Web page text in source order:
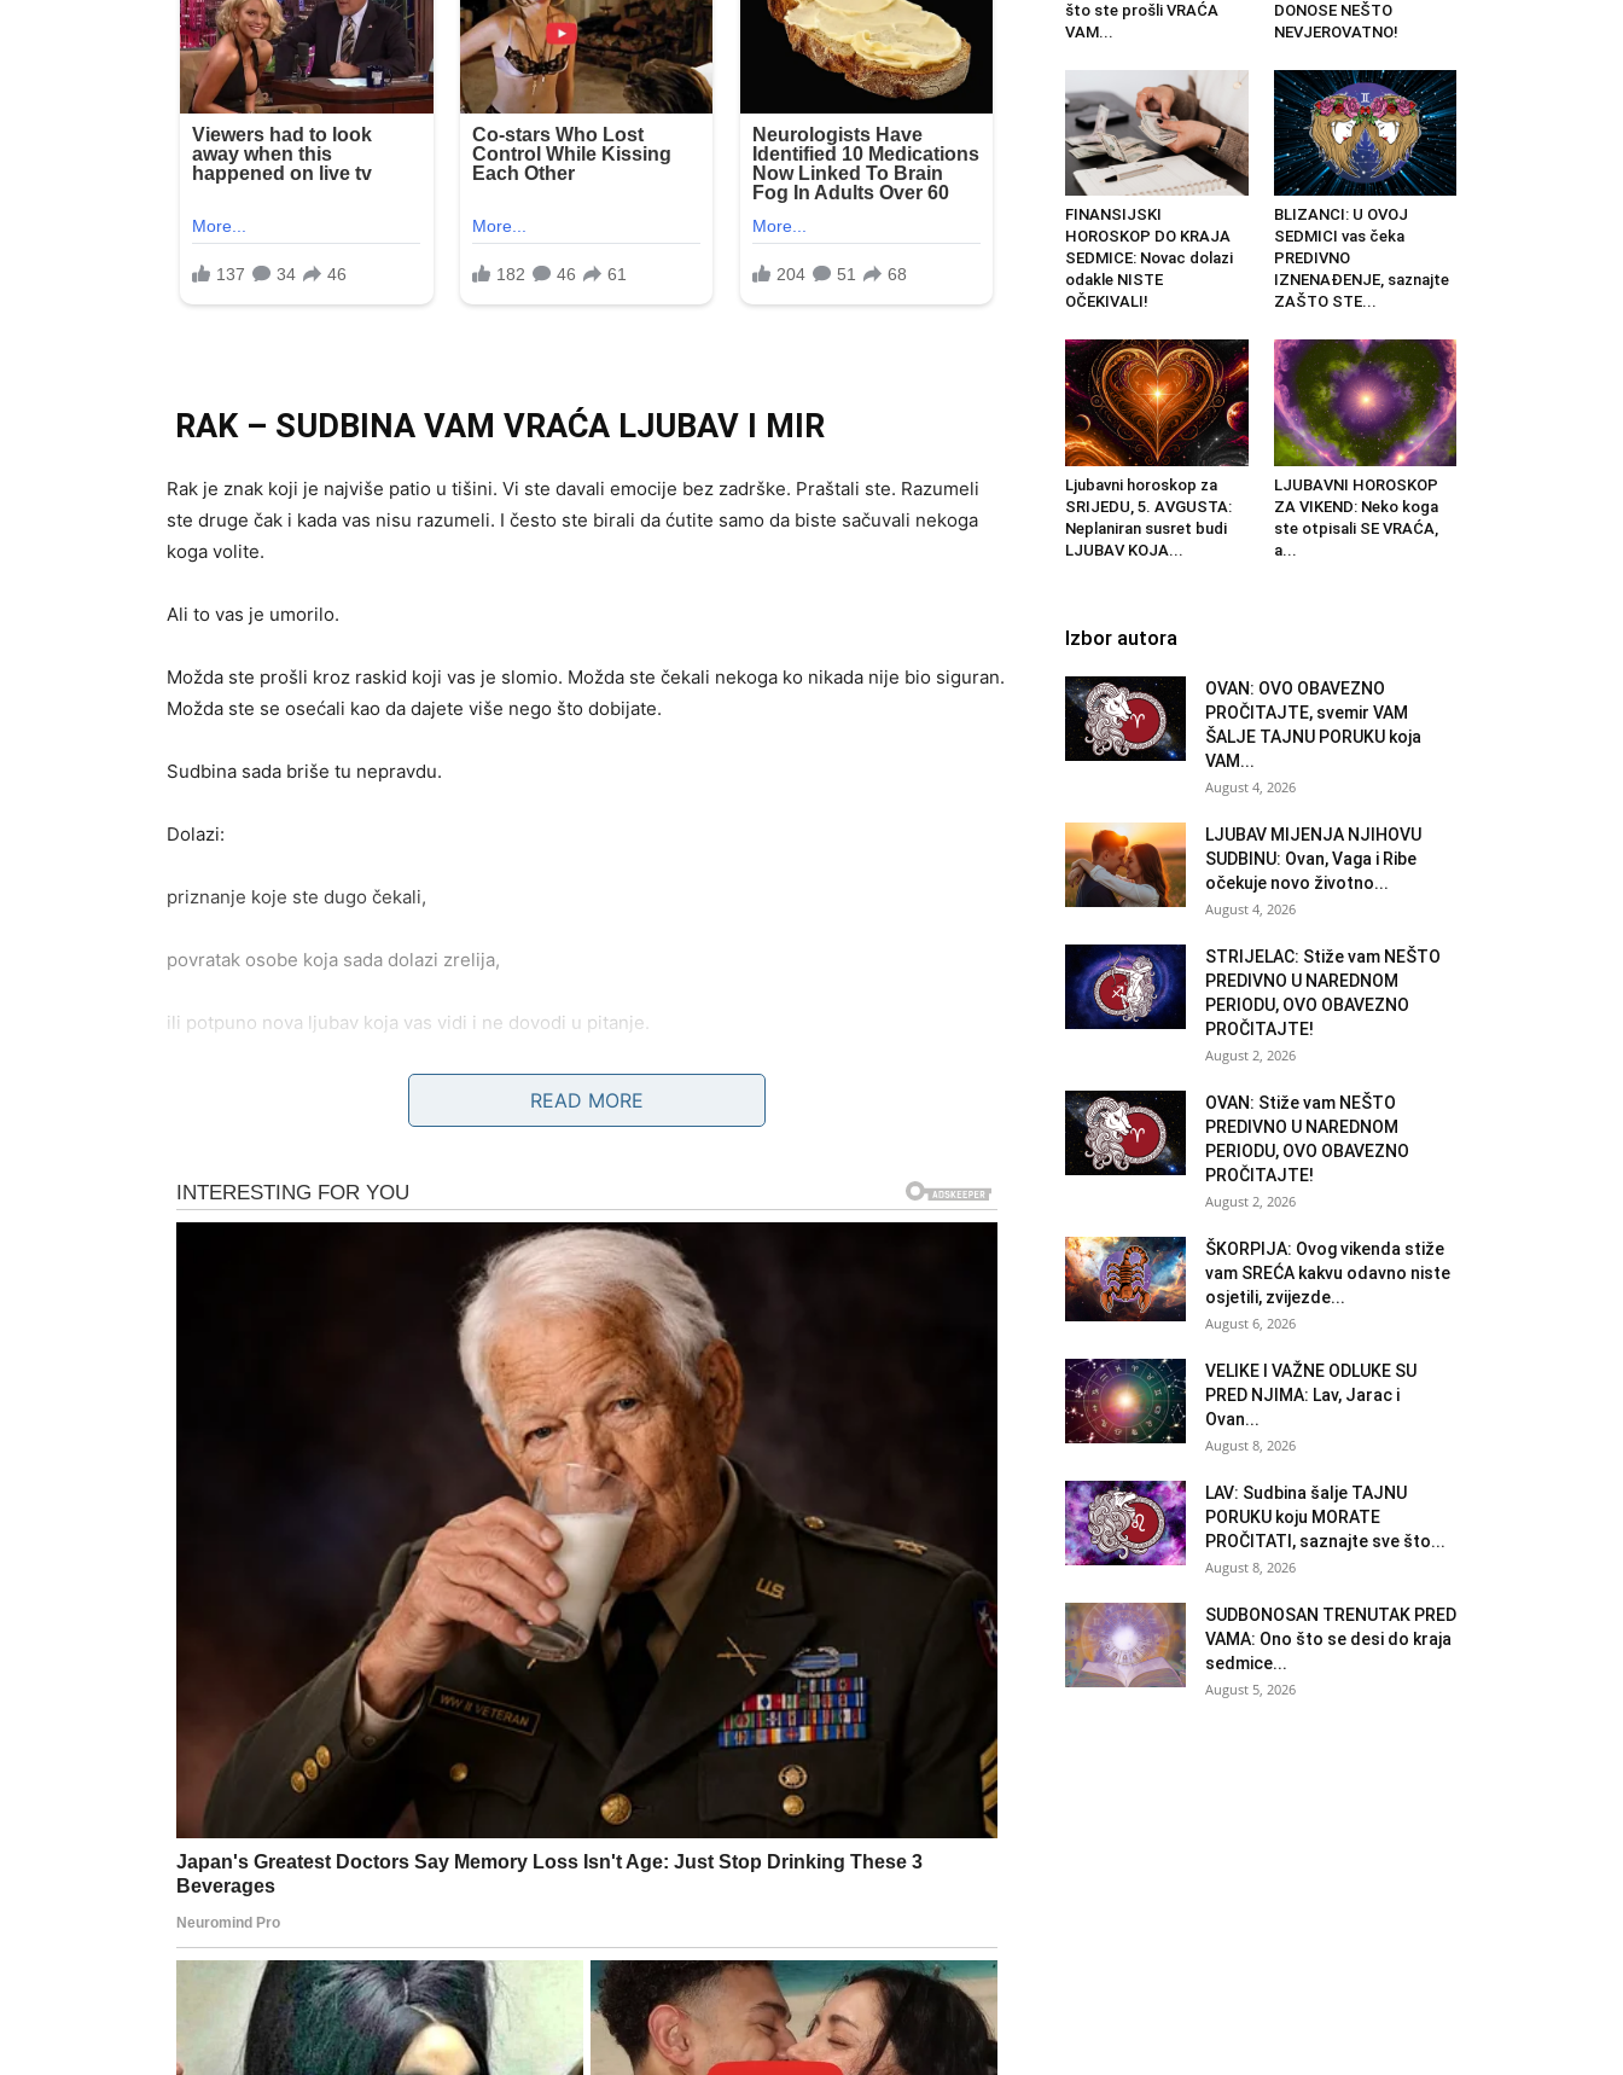
RAK – SUDBINA VAM VRAĆA LJUBAV I MIR
Rak je znak koji je najviše patio u tišini. Vi ste davali emocije bez zadrške. Praštali ste. Razumeli
ste druge čak i kada vas nisu razumeli. I često ste birali da ćutite samo da biste sačuvali nekoga
koga volite.
Ali to vas je umorilo.
Možda ste prošli kroz raskid koji vas je slomio. Možda ste čekali nekoga ko nikada nije bio siguran.
Možda ste se osećali kao da dajete više nego što dobijate.
Sudbina sada briše tu nepravdu.
Dolazi:
priznanje koje ste dugo čekali,
povratak osobe koja sada dolazi zrelija,
ili potpuno nova ljubav koja vas vidi i ne dovodi u pitanje.
I ne samo u ljubavi – dolazi i finansijsko olakšanje. Rešenje problema koji vas je opterećivao.
Stabilnost koja vam vraća sigurnost.
Rak sada dobija ono što je najviše želeo: emotivni mir i osećaj da je konačno voljen bez borbe.
JARAC – NAGRADA ZA SVE ŠTO STE NOSILI SAMI
Jarac je znak koji nikada ne pokazuje koliko mu je teško. Dok su drugi tražili podršku, vi ste bili
podrška. Dok su drugi odustajali, vi ste radili duplo više.
Možda ste imali finansijske brige. Možda ste osećali da vas neko ne ceni dovoljno. Možda ste se
borili sa nepravdom u poslu ili porodici.
Sudbina sada prepoznaje vašu istrajnost.
Dolazi konkretna nagrada:
nova poslovna ponuda,
rešavanje dugotrajnog problema,
ili novčana stabilnost koja vam vraća kontrolu.
U ljubavi – neko konačno pokazuje ozbiljnost. Ili ulazi osoba koja donosi stabilnost bez drame.
Jarac sada dobija ono što je zaslužio – sigurnost i poštovanje.
READ MORE
što ste prošli VRAĆA
VAM...
DONOSE NEŠTO
NEVJEROVATNO!
FINANSIJSKI
HOROSKOP DO KRAJA
SEDMICE: Novac dolazi
odakle NISTE
OČEKIVALI!
BLIZANCI: U OVOJ
SEDMICI vas čeka
PREDIVNO
IZNENAĐENJE, saznajte
ZAŠTO STE...
Ljubavni horoskop za
SRIJEDU, 5. AVGUSTA:
Neplaniran susret budi
LJUBAV KOJA...
LJUBAVNI HOROSKOP
ZA VIKEND: Neko koga
ste otpisali SE VRAĆA,
a...
Izbor autora
OVAN: OVO OBAVEZNO
PROČITAJTE, svemir VAM
ŠALJE TAJNU PORUKU koja
VAM...
August 4, 2026
LJUBAV MIJENJA NJIHOVU
SUDBINU: Ovan, Vaga i Ribe
očekuje novo životno...
August 4, 2026
STRIJELAC: Stiže vam NEŠTO
PREDIVNO U NAREDNOM
PERIODU, OVO OBAVEZNO
PROČITAJTE!
August 2, 2026
OVAN: Stiže vam NEŠTO
PREDIVNO U NAREDNOM
PERIODU, OVO OBAVEZNO
PROČITAJTE!
August 2, 2026
ŠKORPIJA: Ovog vikenda stiže
vam SREĆA kakvu odavno niste
osjetili, zvijezde...
August 6, 2026
VELIKE I VAŽNE ODLUKE SU
PRED NJIMA: Lav, Jarac i
Ovan...
August 8, 2026
LAV: Sudbina šalje TAJNU
PORUKU koju MORATE
PROČITATI, saznajte sve što...
August 8, 2026
SUDBONOSAN TRENUTAK PRED
VAMA: Ono što se desi do kraja
sedmice...
August 5, 2026